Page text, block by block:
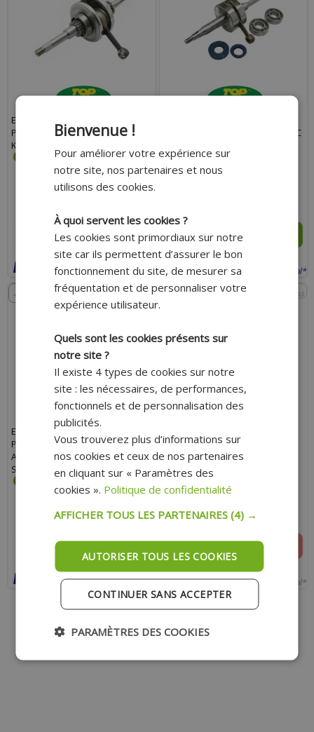
EMBIELLAGE VILEBREQUIN TOP
PERFORMANCES - ADAPTABLE
KYMCO 50 AGILITY 4T
199.80 €
AJOUTER AU PANIER
Expédition Rapide
Payer en 4x sans frais avec Paypal*
PERFORMANCES RENFORCÉ AVEC
MBK 50 BOOSTER, STUNT,
YAMAHA 50 BWS, SLIDER
AJOUTER AU PANIER
Expédition Rapide
Payer en 4x sans frais avec Paypal*
- 8%
EMBRAYAGE TOP
PERFORMANCES TYPE ORIGINE
ADAPT. POUR TYPHOON, NRG,
STALKER, ZIP, ICE, DNA, SR50 R
194.00 €
209.80 €
AJOUTER AU PANIER
Expédition Rapide
Payer en 4x sans frais avec Paypal*
- 7%
PERFORMANCES TYPE ORIGINE
(SANS POMPE À AIR) POUR
PEUGEOT 50 TKR, TREKKER,
SQUAB, ZENITH, ELYSEO
133.50 €
144.30 €
RUPTURE
Indisponible actuellement
Payer en 4x sans frais avec Paypal*
Bienvenue !
Pour améliorer votre expérience sur
notre site, nos partenaires et nous
utilisons des cookies.
À quoi servent les cookies ?
Les cookies sont primordiaux sur notre
site car ils permettent d’assurer le bon
fonctionnement du site, de mesurer sa
fréquentation et de personnaliser votre
expérience utilisateur.
Quels sont les cookies présents sur
notre site ?
Il existe 4 types de cookies sur notre
site : les nécessaires, de performances,
fonctionnels et de personnalisation des
publicités.
Vous trouverez plus d’informations sur
nos cookies et ceux de nos partenaires
en cliquant sur « Paramètres des
cookies ». Politique de confidentialité
AFFICHER TOUS LES PARTENAIRES(4) →
AUTORISER TOUS LES COOKIES
CONTINUER SANS ACCEPTER
PARAMÈTRES DES COOKIES